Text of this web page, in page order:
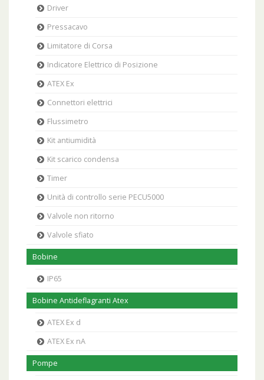
Driver
Pressacavo
Limitatore di Corsa
Indicatore Elettrico di Posizione
ATEX Ex
Connettori elettrici
Flussimetro
Kit antiumidità
Kit scarico condensa
Timer
Unità di controllo serie PECU5000
Valvole non ritorno
Valvole sfiato
Bobine
IP65
Bobine Antideflagranti Atex
ATEX Ex d
ATEX Ex nA
Pompe